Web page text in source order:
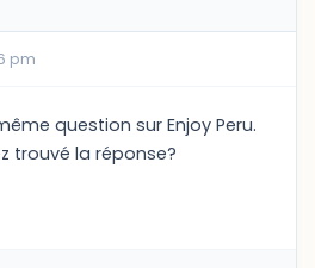
pm
question sur Enjoy Peru.
trouvé la réponse?